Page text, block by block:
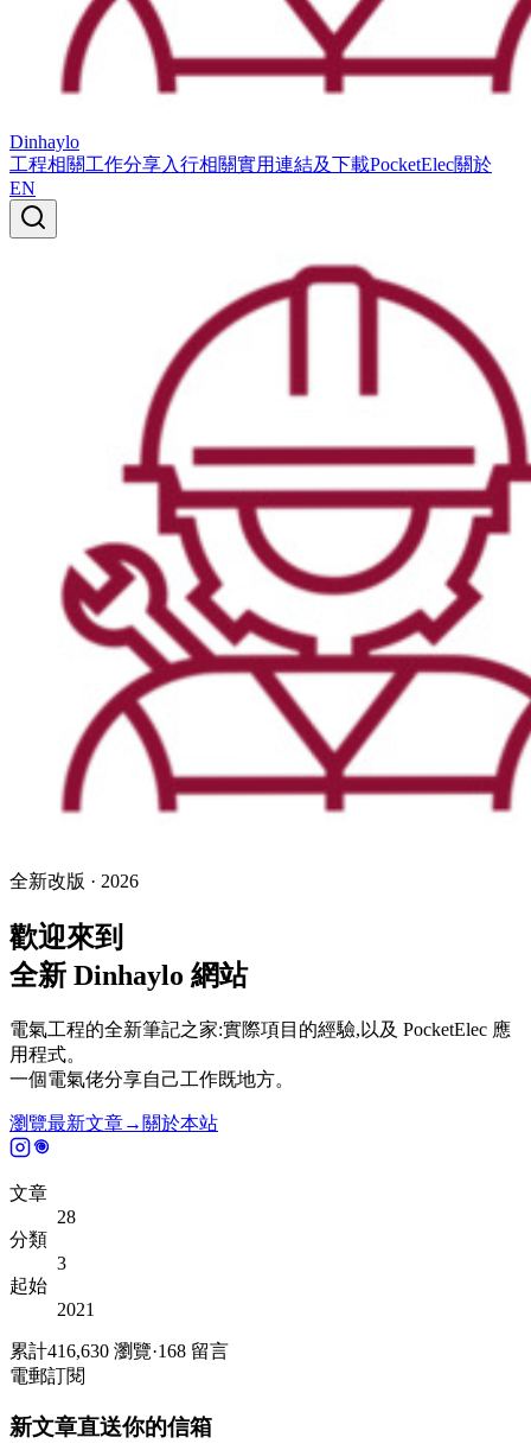
Dinhaylo
工程相關工作分享入行相關實用連結及下載PocketElec關於
EN
全新改版 · 2026
歡迎來到
全新 Dinhaylo 網站
電氣工程的全新筆記之家:實際項目的經驗,以及 PocketElec 應
用程式。
一個電氣佬分享自己工作既地方。
瀏覽最新文章→ 關於本站
文章
28
分類
3
起始
2021
累計416,630 瀏覽·168 留言
電郵訂閱
新文章直送你的信箱